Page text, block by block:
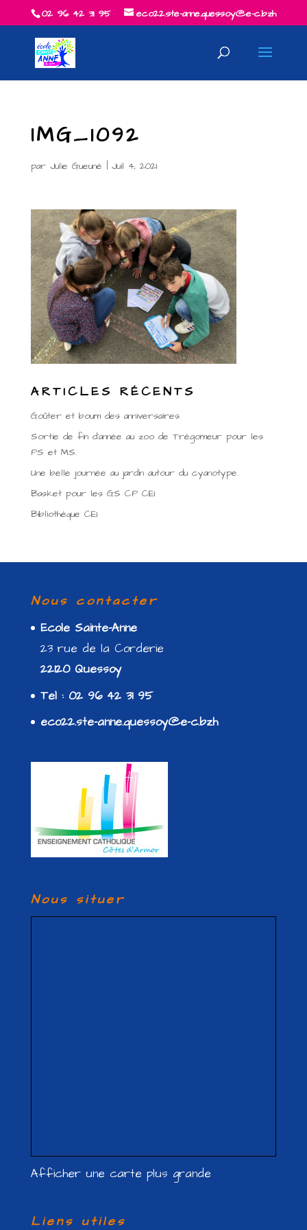
02 96 42 31 95 eco22.ste-anne.quessoy@e-c.bzh
IMG_1092
par Julie Gueuné | Juil 4, 2021
ARTICLES RÉCENTS
Goûter et boum des anniversaires.
Sortie de fin d’année au zoo de Trégomeur pour les
PS et MS.
Une belle journée au jardin autour du cyanotype.
Basket pour les GS CP CE1
Bibliothèque CE1
Nous contacter
Ecole Sainte-Anne
23 rue de la Corderie
22120 Quessoy
Tel : 02 96 42 31 95
eco22.ste-anne.quessoy@e-c.bzh
Nous situer
Afficher une carte plus grande
Liens utiles